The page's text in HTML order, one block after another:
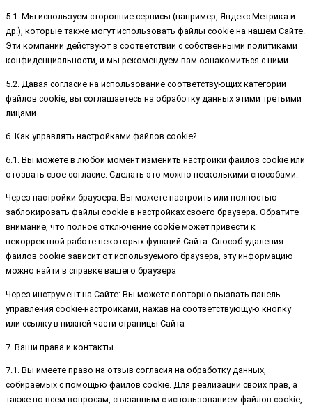
5.1. Мы используем сторонние сервисы (например, Яндекс.Метрика и
др.), которые также могут использовать файлы cookie на нашем Сайте.
Эти компании действуют в соответствии с собственными политиками
конфиденциальности, и мы рекомендуем вам ознакомиться с ними.
5.2. Давая согласие на использование соответствующих категорий
файлов cookie, вы соглашаетесь на обработку данных этими третьими
лицами.
6. Как управлять настройками файлов cookie?
6.1. Вы можете в любой момент изменить настройки файлов cookie или
отозвать свое согласие. Сделать это можно несколькими способами:
Через настройки браузера: Вы можете настроить или полностью
заблокировать файлы cookie в настройках своего браузера. Обратите
внимание, что полное отключение cookie может привести к
некорректной работе некоторых функций Сайта. Способ удаления
файлов cookie зависит от используемого браузера, эту информацию
можно найти в справке вашего браузера
Через инструмент на Сайте: Вы можете повторно вызвать панель
управления cookie-настройками, нажав на соответствующую кнопку
или ссылку в нижней части страницы Сайта
7. Ваши права и контакты
7.1. Вы имеете право на отзыв согласия на обработку данных,
собираемых с помощью файлов cookie. Для реализации своих прав, а
также по всем вопросам, связанным с использованием файлов cookie,